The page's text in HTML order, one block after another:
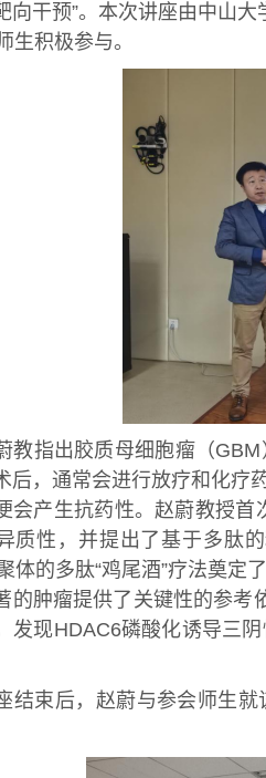
向干预”。本次讲座由中山
生积极参与。
教指出胶质母细胞瘤（
后，通常会进行放疗和化疗
会产生抗药性。赵蔚教授
质性，并提出了基于多肽
体的多肽“鸡尾酒”疗法奠定
的肿瘤提供了关键性的参考
发现HDAC6磷酸化诱导三
束后，赵蔚与参会师生就